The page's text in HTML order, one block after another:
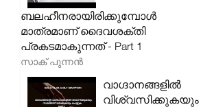
ബലഹീനരായിരിക്കുമ്പോൾ
മാത്രമാണ് ദൈവശക്തി
പ്രകടമാകുന്നത് - Part 1
സാക് പുന്നൻ
വാഗ്ദാനങ്ങളിൽ
വിശ്വസിക്കുകയും